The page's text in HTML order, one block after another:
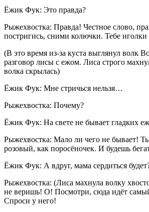
Ёжик Фук: Это правда?
Рыжехвостка: Правда! Честное слово,
постригись, сними колючки. Тебе
(В это время из-за куста выглянул волк
разговор лисы с ежом. Лиса строго
волка скрылась)
Ёжик Фук: Мне стричься нельзя…
Рыжехвостка: Почему?
Ёжик Фук: На свете не бывает гладких
Рыжехвостка: Мало ли чего не бывает!
розовый, как поросёночек. И будешь
Ёжик Фук: А вдруг, мама сердиться
Рыжехвостка: (Лиса махнула волку
не веришь! О! Посмотри, сюда идёт
Спроси у него!